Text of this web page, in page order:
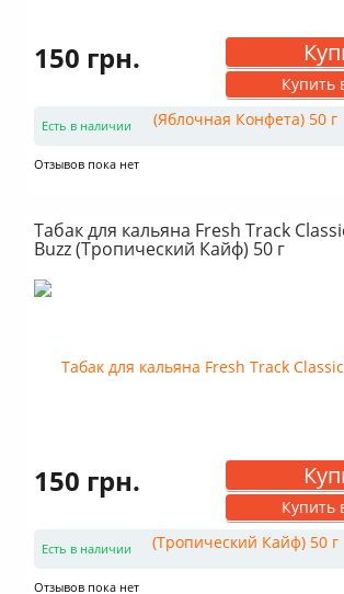
150 грн.
Купить
Есть в наличии
Отзывов пока нет
Табак для кальяна Fresh Track
Buzz (Тропический Кайф) 50 г
150 грн.
Купить
Есть в наличии
Отзывов пока нет